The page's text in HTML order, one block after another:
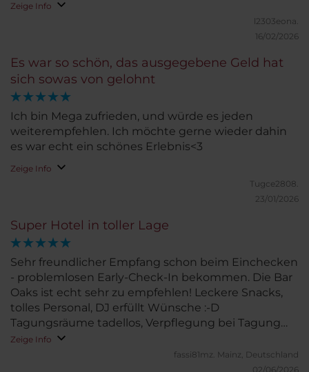
Super Hotel in toller Lage
Sehr freundlicher Empfang schon beim Einchecken
- problemlosen Early-Check-In bekommen. Die Bar
Oaks ist echt sehr zu empfehlen! Leckere Snacks,
tolles Personal, DJ erfüllt Wünsche :-D
Tagungsräume tadellos, Verpflegung bei Tagung
extrem gut!! Frühstück toll!
Zeige Info
fassi81mz. Mainz, Deutschland
02/06/2026
wenn alle um 11 Uhr aus den Zimmern stürmen
kann es zu einer kleinen Wartezeit am Fahrstuhl
kommen aber dafür kann niemand etwas und es ist
waren sehr gut und das Personal wirklich sehr
zuvorkommend. Ich freue mich schon auf meinen
nächsten Aufenthalt
Zeige Info
l2303eona.
16/02/2026
Es war so schön, das ausgegebene Geld hat
sich sowas von gelohnt
Ich bin Mega zufrieden, und würde es jeden
weiterempfehlen. Ich möchte gerne wieder dahin
es war echt ein schönes Erlebnis<3
Zeige Info
Tugce2808.
23/01/2026